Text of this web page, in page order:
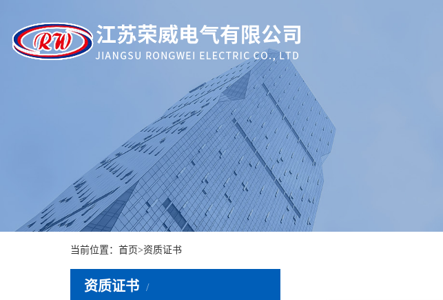
当前位置： 首页>资质证书
资质证书